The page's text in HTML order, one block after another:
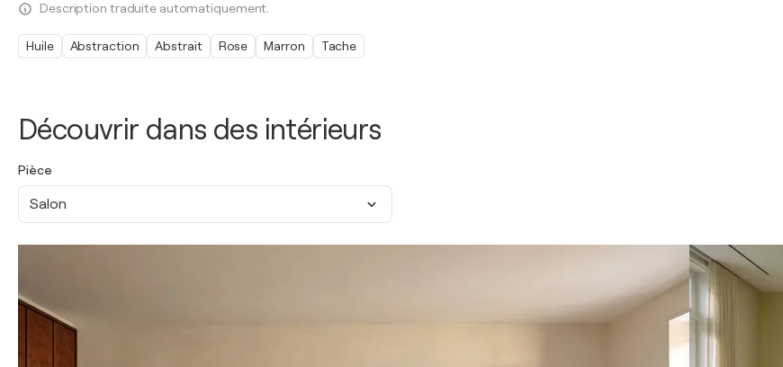
Découvrir dans des intérieurs
Pièce
Salon
Description traduite automatiquement.
Huile Abstraction Abstrait Rose Marron Tache